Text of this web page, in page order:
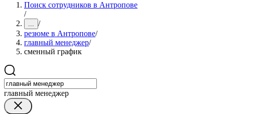
Поиск сотрудников в Антропове
/
... /
резюме в Антропове/
главный менеджер/
сменный график
главный менеджер